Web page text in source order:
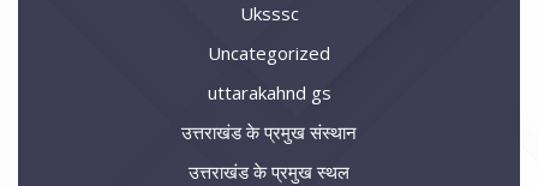
Uksssc
Uncategorized
uttarakahnd gs
उत्तराखंड के प्रमुख संस्थान
उत्तराखंड के प्रमुख स्थल